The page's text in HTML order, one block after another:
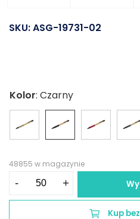
SKU:ASG-19731-02
Kolor: Czarny
48855 w magazynie
- +
Kup